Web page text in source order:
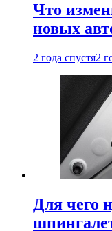
Что
новых
2 года спустя2
Для чего